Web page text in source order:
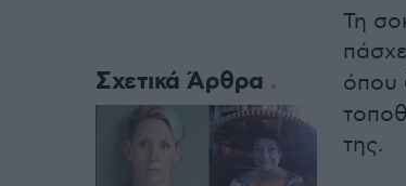
Τη
όπου
της.
Σχετικά Άρθρα